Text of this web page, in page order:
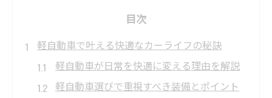
目次
軽自動車で叶える快適なカーライフの秘訣
軽自動車が日常を快適に変える理由を解説
軽自動車選びで重視すべき装備とポイント